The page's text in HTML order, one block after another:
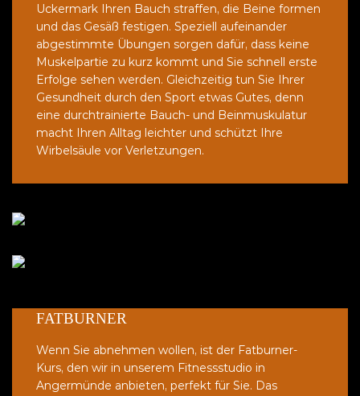
Uckermark Ihren Bauch straffen, die Beine formen
und das Gesäß festigen. Speziell aufeinander
abgestimmte Übungen sorgen dafür, dass keine
Muskelpartie zu kurz kommt und Sie schnell erste
Erfolge sehen werden. Gleichzeitig tun Sie Ihrer
Gesundheit durch den Sport etwas Gutes, denn
eine durchtrainierte Bauch- und Beinmuskulatur
macht Ihren Alltag leichter und schützt Ihre
Wirbelsäule vor Verletzungen.
FATBURNER
Wenn Sie abnehmen wollen, ist der Fatburner-
Kurs, den wir in unserem Fitnessstudio in
Angermünde anbieten, perfekt für Sie. Das